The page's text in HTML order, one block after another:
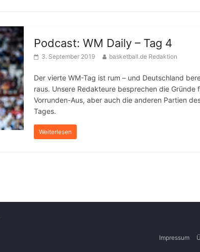
Podcast: WM Daily – Tag 4
3. September 2019 basketball.de Redaktion
Der vierte WM-Tag ist rum – und Deutschland
raus. Unsere Redakteure besprechen die Gründe
Vorrunden-Aus, aber auch die anderen Partien
Tages.
Weiterlesen
Impressum